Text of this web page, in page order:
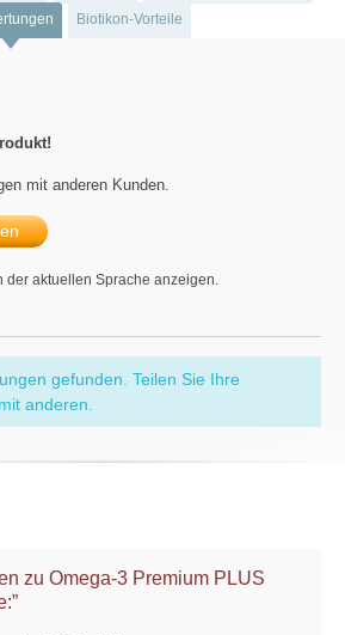
Biotikon-Vorteile
mit anderen Kunden.
der aktuellen Sprache anzeigen.
gefunden. Teilen Sie Ihre
anderen.
zu Omega-3 Premium PLUS